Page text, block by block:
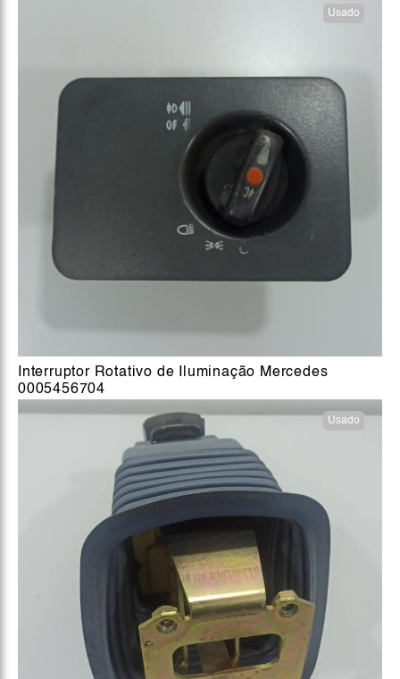
Usado
Interruptor Rotativo de Iluminação Mercedes
0005456704
Usado